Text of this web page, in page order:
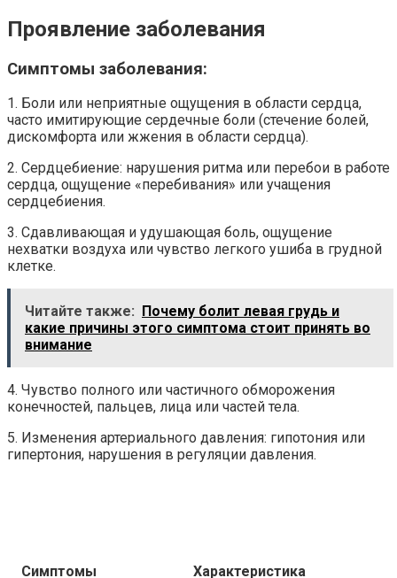
Проявление заболевания
Симптомы заболевания:
1. Боли или неприятные ощущения в области сердца,
часто имитирующие сердечные боли (стечение болей,
дискомфорта или жжения в области сердца).
2. Сердцебиение: нарушения ритма или перебои в работе
сердца, ощущение «перебивания» или учащения
сердцебиения.
3. Сдавливающая и удушающая боль, ощущение
нехватки воздуха или чувство легкого ушиба в грудной
клетке.
Читайте также:
Почему болит левая грудь и
какие причины этого симптома стоит принять во
внимание
4. Чувство полного или частичного обморожения
конечностей, пальцев, лица или частей тела.
5. Изменения артериального давления: гипотония или
гипертония, нарушения в регуляции давления.
Симптомы
Характеристика